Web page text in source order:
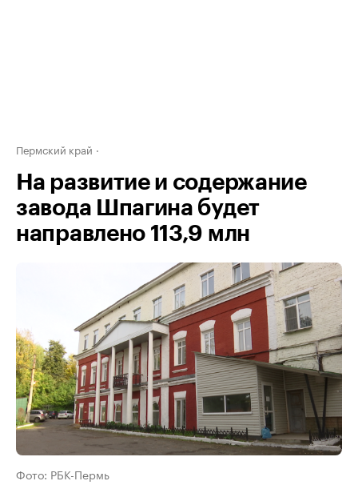
Пермский край
На развитие и содержание
завода Шпагина будет
направлено 113,9 млн
Фото: РБК-Пермь